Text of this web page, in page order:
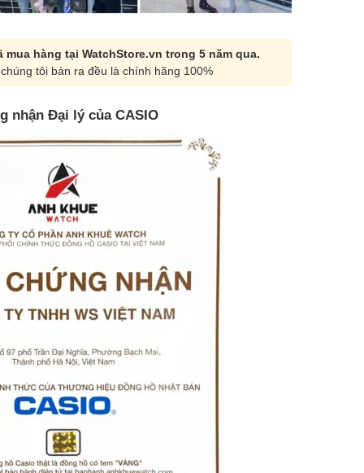
mua hàng tại WatchStore.vn trong 5 năm qua.
tôi bán ra đều là chính hãng 100%
nhận Đại lý của CASIO